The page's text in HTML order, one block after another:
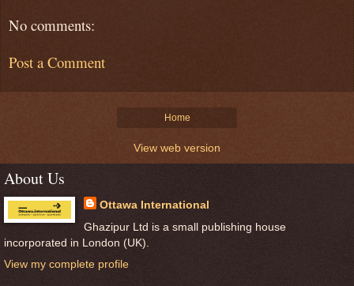
No comments:
Post a Comment
Home
View web version
About Us
Ottawa International
Ghazipur Ltd is a small publishing house
incorporated in London (UK).
View my complete profile